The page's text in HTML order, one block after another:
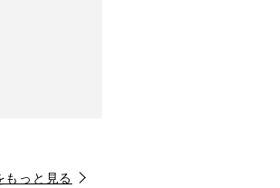
もっと見る